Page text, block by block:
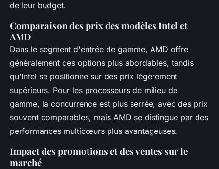
de leur budget.
Comparaison des prix des modèles Intel et
AMD
Dans le segment d'entrée de gamme, AMD offre
généralement des options plus abordables, tandis
qu'Intel se positionne sur des prix légèrement
supérieurs. Pour les processeurs de milieu de
gamme, la concurrence est plus serrée, avec des prix
souvent comparables, mais AMD se distingue par des
performances multicœurs plus avantageuses.
Impact des promotions et des ventes sur le
marché